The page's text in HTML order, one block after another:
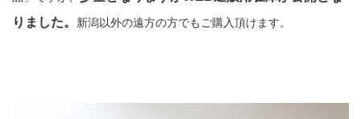
りました。 新潟以外の遠方の方でもご購入頂けます。